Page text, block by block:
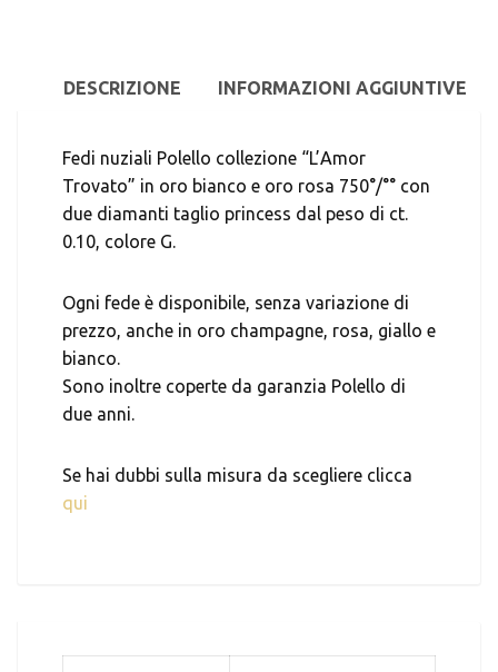
DESCRIZIONE INFORMAZIONI AGGIUNTIVE
Fedi nuziali Polello collezione “L’Amor
Trovato” in oro bianco e oro rosa 750°/°° con
due diamanti taglio princess dal peso di ct.
0.10, colore G.
Ogni fede è disponibile, senza variazione di
prezzo, anche in oro champagne, rosa, giallo e
bianco.
Sono inoltre coperte da garanzia Polello di
due anni.
Se hai dubbi sulla misura da scegliere clicca
qui